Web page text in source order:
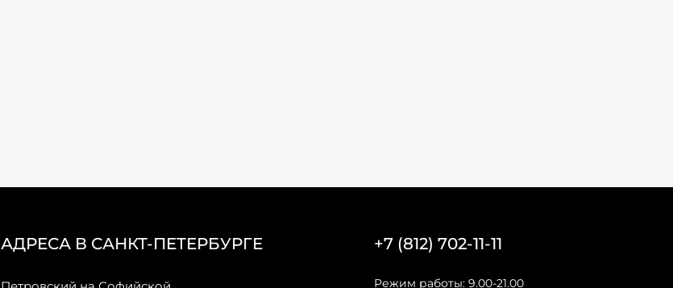
АДРЕСА В САНКТ-ПЕТЕРБУРГЕ +7 (812) 702-11-11
Режим работы: 9.00-21.00